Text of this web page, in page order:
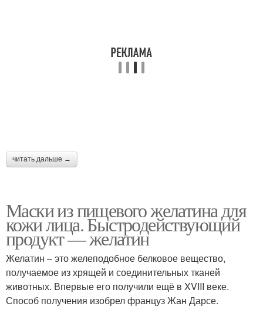
читать дальше →
Маски из пищевого желатина для
кожи лица. Быстродействующий
продукт — желатин
Желатин – это желеподобное белковое вещество,
получаемое из хрящей и соединительных тканей
животных. Впервые его получили ещё в XVIII веке.
Способ получения изобрел француз Жан Дарсе.